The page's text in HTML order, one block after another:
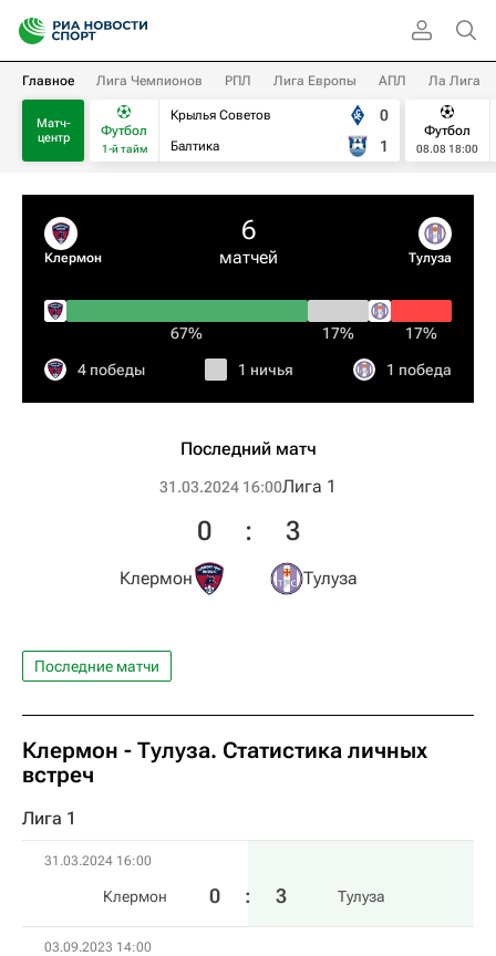
Главное Лига Чемпионов РПЛ Лига Европы АПЛ Ла Лига
Матч-
центр
Футбол
1-й тайм
Крылья Советов
Балтика
0
1
Футбол
08.08 18:00
Клермон
6
матчей Тулуза
67% 17% 17%
4 победы 1 ничья 1 победа
Последний матч
31.03.2024 16:00Лига 1
Клермон
0 : 3
Тулуза
Последние матчи
Клермон - Тулуза. Статистика личных
встреч
Лига 1
31.03.2024 16:00
Клермон 0 : 3 Тулуза
03.09.2023 14:00